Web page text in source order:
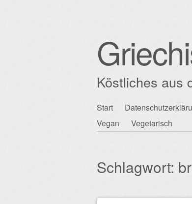
Köstliches aus
Hauptmenü
Zum
Inhalt
Start
Vegan
Vegetarisch
Schlagwort: